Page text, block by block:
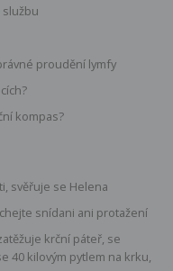
službu
proudění lymfy
kompas?
svěřuje se Helena
snídani ani protažení
krční páteř, se
40 kilovým pytlem na krku,